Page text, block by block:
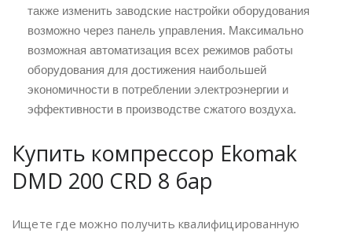
также изменить заводские настройки оборудования
возможно через панель управления. Максимально
возможная автоматизация всех режимов работы
оборудования для достижения наибольшей
экономичности в потреблении электроэнергии и
эффективности в производстве сжатого воздуха.
Купить компрессор Ekomak
DMD 200 CRD 8 бар
Ищете где можно получить квалифицированную